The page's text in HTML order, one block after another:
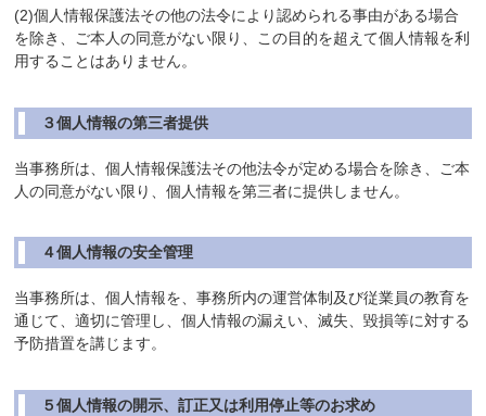
(2)個人情報保護法その他の法令により認められる事由がある場合
を除き、ご本人の同意がない限り、この目的を超えて個人情報を利
用することはありません。
３個人情報の第三者提供
当事務所は、個人情報保護法その他法令が定める場合を除き、ご本
人の同意がない限り、個人情報を第三者に提供しません。
４個人情報の安全管理
当事務所は、個人情報を、事務所内の運営体制及び従業員の教育を
通じて、適切に管理し、個人情報の漏えい、滅失、毀損等に対する
予防措置を講じます。
５個人情報の開示、訂正又は利用停止等のお求め